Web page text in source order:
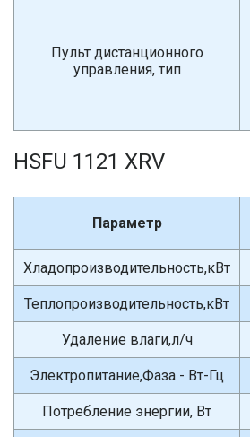
Пульт дистанционного
управления, тип
HSFU 1121 XRV
Параметр
Хладопроизводительность,кВт
Теплопроизводительность,кВт
Удаление влаги,л/ч
Электропитание,Фаза - Вт-Гц
Потребление энергии, Вт